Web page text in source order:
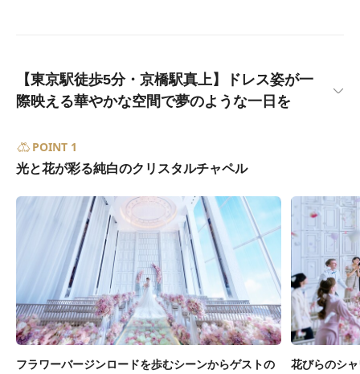
【東京駅徒歩5分・京橋駅真上】ドレス姿が一
際映える華やかな空間で夢のような一日を
POINT 1
光と花が彩る純白のクリスタルチャペル
フラワーバージンロードを歩むシーンからゲストの
花びらのシ